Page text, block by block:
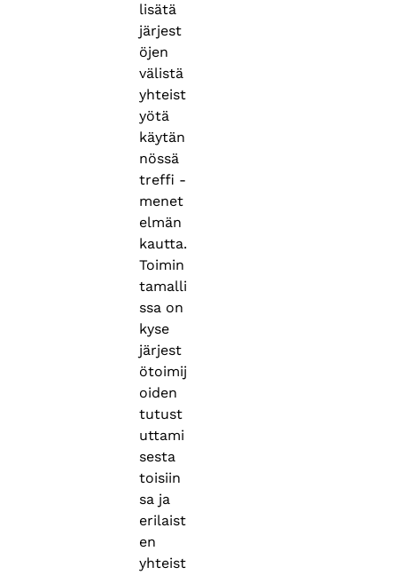
lisätä
järjest
öjen
välistä
yhteist
yötä
käytän
nössä
treffi -
menet
elmän
kautta.
Toimin
tamalli
ssa on
kyse
järjest
ötoimij
oiden
tutust
uttami
sesta
toisiin
sa ja
erilaist
en
yhteist